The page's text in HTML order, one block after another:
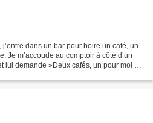
dans un bar pour boire un café, un
Je m’accoude au comptoir à côté d’un
demande »Deux cafés, un pour moi et